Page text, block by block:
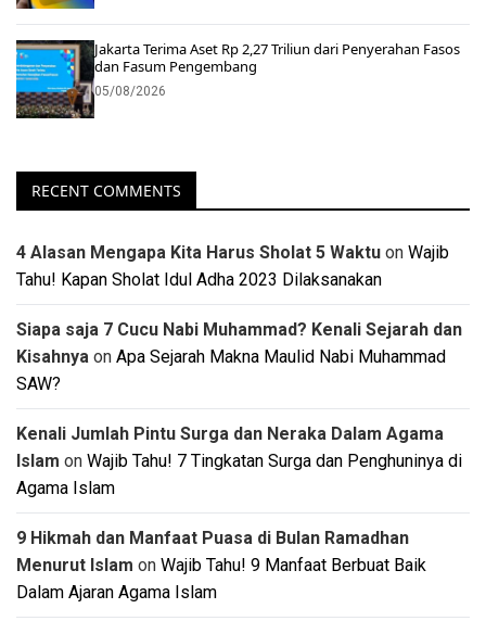
Jakarta Terima Aset Rp 2,27 Triliun dari Penyerahan Fasos
dan Fasum Pengembang
05/08/2026
RECENT COMMENTS
4 Alasan Mengapa Kita Harus Sholat 5 Waktu on Wajib
Tahu! Kapan Sholat Idul Adha 2023 Dilaksanakan
Siapa saja 7 Cucu Nabi Muhammad? Kenali Sejarah dan
Kisahnya on Apa Sejarah Makna Maulid Nabi Muhammad
SAW?
Kenali Jumlah Pintu Surga dan Neraka Dalam Agama
Islam on Wajib Tahu! 7 Tingkatan Surga dan Penghuninya di
Agama Islam
9 Hikmah dan Manfaat Puasa di Bulan Ramadhan
Menurut Islam on Wajib Tahu! 9 Manfaat Berbuat Baik
Dalam Ajaran Agama Islam